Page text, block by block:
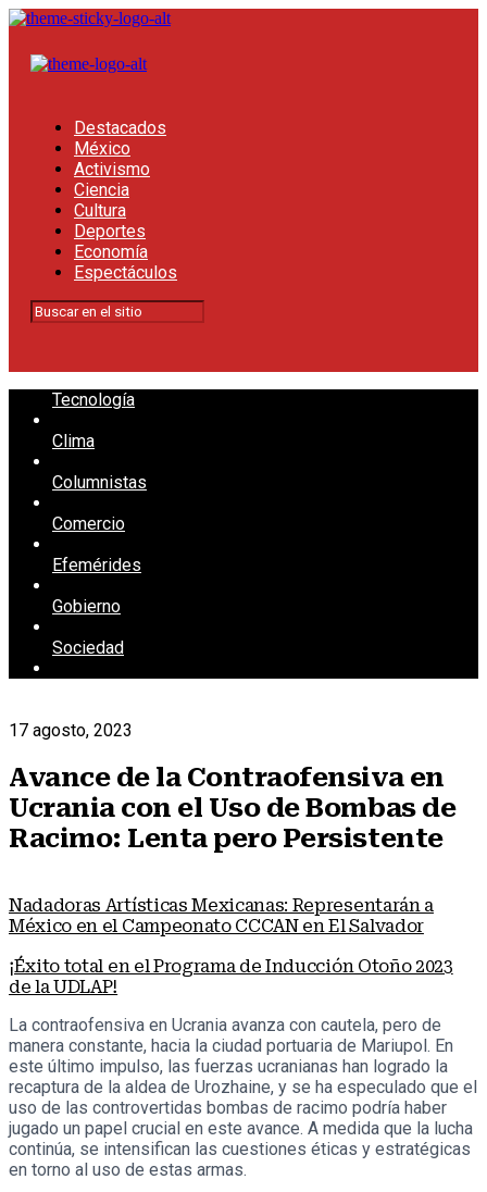
Destacados
México
Activismo
Ciencia
Cultura
Deportes
Economía
Espectáculos
Tecnología
Clima
Columnistas
Comercio
Efemérides
Gobierno
Sociedad
17 agosto, 2023
Avance de la Contraofensiva en
Ucrania con el Uso de Bombas de
Racimo: Lenta pero Persistente
Nadadoras Artísticas Mexicanas: Representarán a
México en el Campeonato CCCAN en El Salvador
¡Éxito total en el Programa de Inducción Otoño 2023
de la UDLAP!
La contraofensiva en Ucrania avanza con cautela, pero de
manera constante, hacia la ciudad portuaria de Mariupol. En
este último impulso, las fuerzas ucranianas han logrado la
recaptura de la aldea de Urozhaine, y se ha especulado que el
uso de las controvertidas bombas de racimo podría haber
jugado un papel crucial en este avance. A medida que la lucha
continúa, se intensifican las cuestiones éticas y estratégicas
en torno al uso de estas armas.